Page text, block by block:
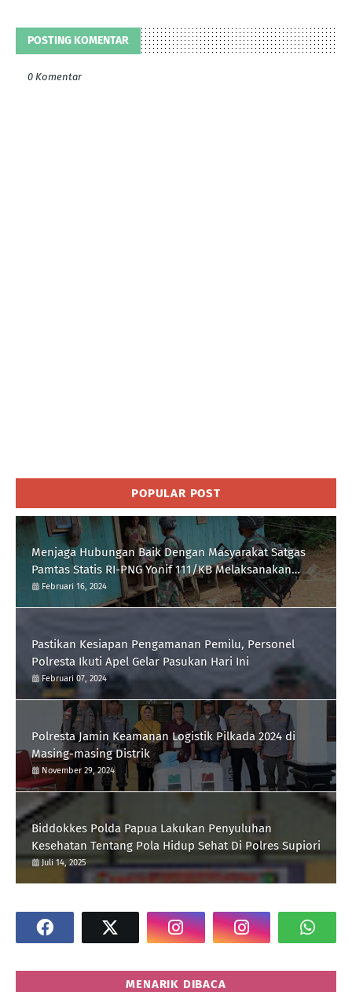
POSTING KOMENTAR
0 Komentar
POPULAR POST
Menjaga Hubungan Baik Dengan Masyarakat Satgas
Pamtas Statis RI-PNG Yonif 111/KB Melaksanakan
Silaturrahmi
Februari 16, 2024
Pastikan Kesiapan Pengamanan Pemilu, Personel
Polresta Ikuti Apel Gelar Pasukan Hari Ini
Februari 07, 2024
Polresta Jamin Keamanan Logistik Pilkada 2024 di
Masing-masing Distrik
November 29, 2024
Biddokkes Polda Papua Lakukan Penyuluhan
Kesehatan Tentang Pola Hidup Sehat Di Polres Supiori
Juli 14, 2025
MENARIK DIBACA